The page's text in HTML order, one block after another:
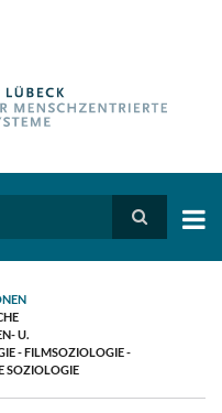
U.
- FILMSOZIOLOGIE -
SOZIOLOGIE